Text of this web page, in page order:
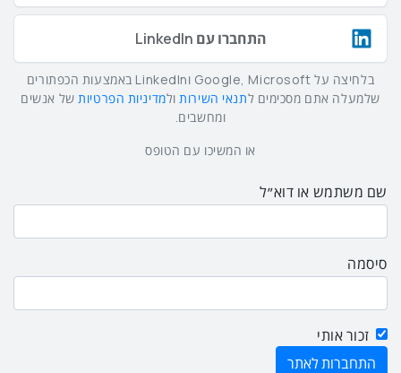
התחברו עם LinkedIn
בלחיצה על Google, Microsoft וLinkedIn באמצעות הכפתורים
שלמעלה אתם מסכימים לתנאי השירותולמדיניות הפרטיותשל אנשים
ומחשבים.
או המשיכו עם הטופס
שם משתמש או דוא״ל
סיסמה
זכור אותי